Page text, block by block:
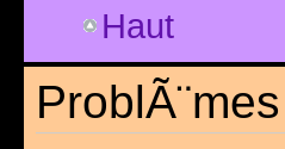
Haut